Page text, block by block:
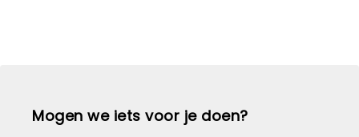
Mogen we iets voor je doen?